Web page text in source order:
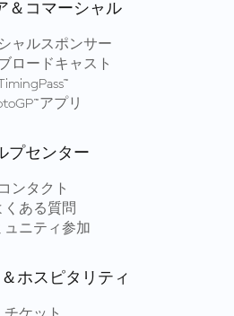
＆コマーシャル
ャルスポンサー
ロードキャスト
アプリ
プセンター
コンタクト
くある質問
ュニティ参加
ホスピタリティ